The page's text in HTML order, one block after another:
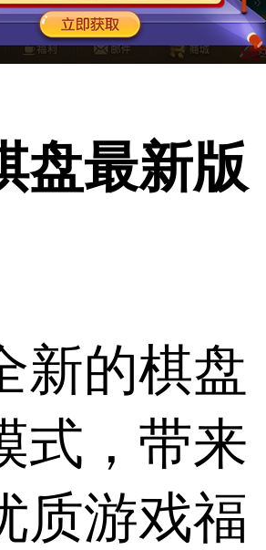
盘最新版
新的棋盘
式，带来
质游戏福